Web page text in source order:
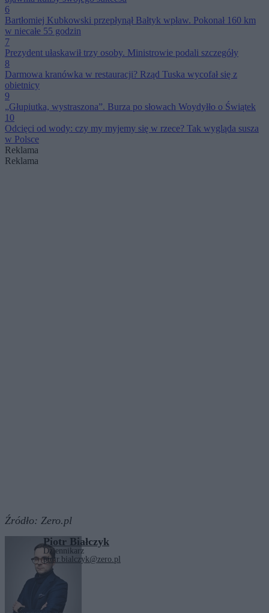
6
Bartłomiej Kubkowski przepłynął Bałtyk wpław. Pokonał 160 km
w niecałe 55 godzin
7
Prezydent ułaskawił trzy osoby. Ministrowie podali szczegóły
8
Darmowa kranówka w restauracji? Rząd Tuska wycofał się z
obietnicy
9
„Głupiutka, wystraszona”. Burza po słowach Woydyłło o Świątek
10
Odcięci od wody: czy my myjemy się w rzece? Tak wygląda susza
w Polsce
Reklama
Reklama
Źródło: Zero.pl
Piotr Białczyk
Dziennikarz
piotr.bialczyk@zero.pl
Tagi:
Zobacz również